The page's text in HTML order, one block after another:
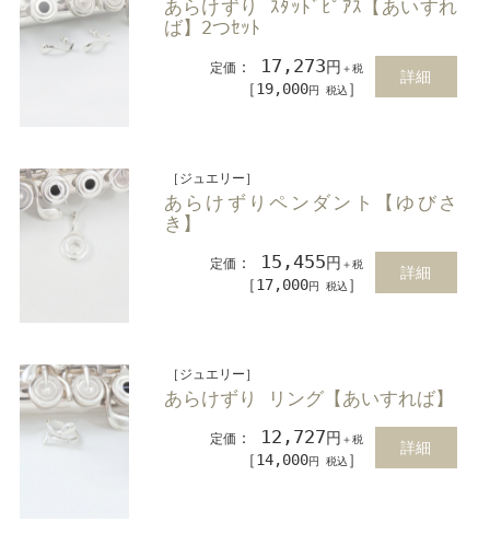
あらけずり ｽﾀｯﾄﾞﾋﾟｱｽ【あいすれ
ば】2つｾｯﾄ
定価 ： 17,273円 ＋税
［19,000円 税込 ］
詳細
［ジュエリー］
あらけずりペンダント【ゆびさ
き】
定価 ： 15,455円 ＋税
［17,000円 税込 ］
詳細
［ジュエリー］
あらけずり リング【あいすれば】
定価 ： 12,727円 ＋税
［14,000円 税込 ］
詳細